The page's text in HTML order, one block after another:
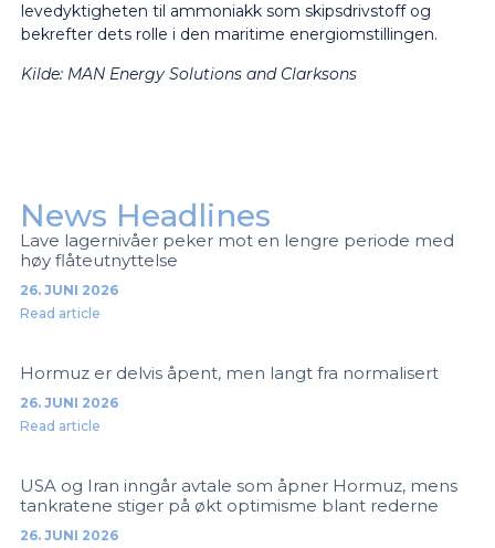
levedyktigheten til ammoniakk som skipsdrivstoff og
bekrefter dets rolle i den maritime energiomstillingen.
Kilde: MAN Energy Solutions and Clarksons
News Headlines
Lave lagernivåer peker mot en lengre periode med
høy flåteutnyttelse
26. JUNI 2026
Read article
Hormuz er delvis åpent, men langt fra normalisert
26. JUNI 2026
Read article
USA og Iran inngår avtale som åpner Hormuz, mens
tankratene stiger på økt optimisme blant rederne
26. JUNI 2026